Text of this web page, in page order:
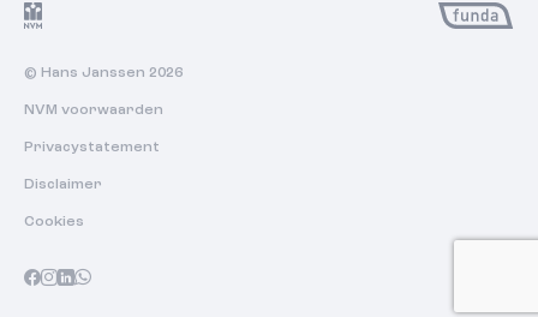
© Hans Janssen 2026
NVM voorwaarden
Privacystatement
Disclaimer
Cookies